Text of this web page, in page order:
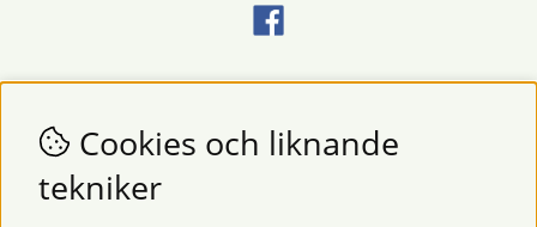
Nyhetsbrev
Vill du få nyheter och erbjudanden från oss? Fyll då i din e-
postadress i fältet nedan.
Cookies och liknande
tekniker